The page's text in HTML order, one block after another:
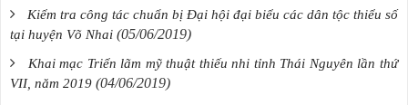
Kiểm tra công tác chuẩn bị Đại hội đại biểu các dân tộc thiểu số
tại huyện Võ Nhai (05/06/2019)
Khai mạc Triển lãm mỹ thuật thiếu nhi tỉnh Thái Nguyên lần thứ
VII, năm 2019 (04/06/2019)